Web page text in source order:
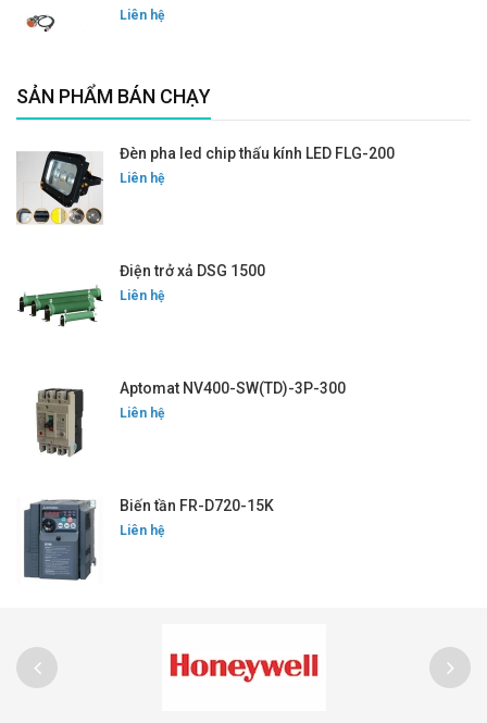
Liên hệ
SẢN PHẨM BÁN CHẠY
Đèn pha led chip thấu kính LED FLG-200
Liên hệ
Điện trở xả DSG 1500
Liên hệ
Aptomat NV400-SW(TD)-3P-300
Liên hệ
Biến tần FR-D720-15K
Liên hệ